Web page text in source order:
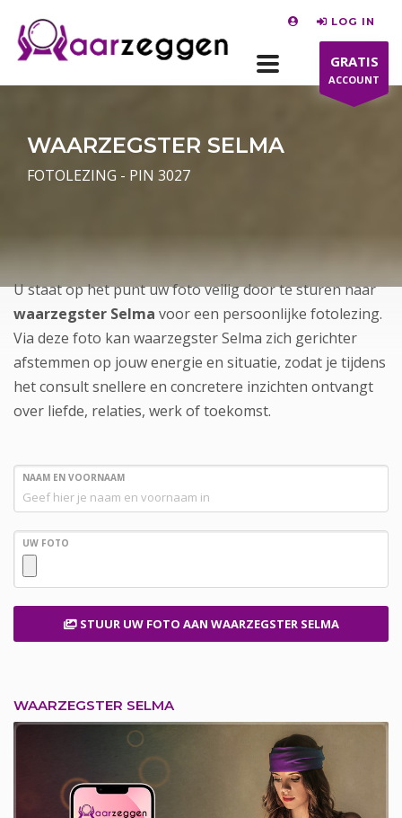
LOG IN
GRATIS
ACCOUNT
WAARZEGSTER SELMA
FOTOLEZING - PIN 3027
U staat op het punt uw foto veilig door te sturen naar
waarzegster Selma voor een persoonlijke fotolezing.
Via deze foto kan waarzegster Selma zich gerichter
afstemmen op jouw energie en situatie, zodat je tijdens
het consult snellere en concretere inzichten ontvangt
over liefde, relaties, werk of toekomst.
NAAM EN VOORNAAM
UW FOTO
STUUR UW FOTO AAN WAARZEGSTER SELMA
WAARZEGSTER SELMA